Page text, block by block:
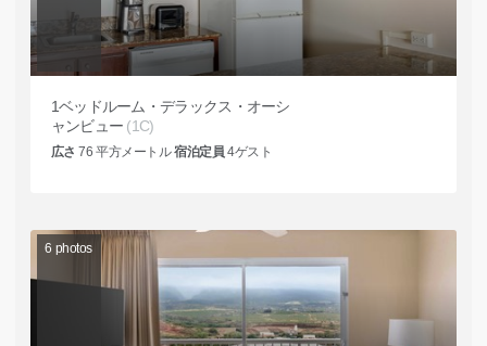
1ベッドルーム・デラックス・オーシ
ャンビュー (1C)
広さ 76 平方メートル宿泊定員 4ゲスト
6 photos